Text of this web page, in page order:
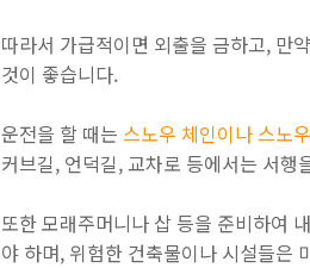
따라서 가급적이면 외출을 금하고, 만
것이 좋습니다.
운전을 할 때는 스노우 체인이나 스노
커브길, 언덕길, 교차로 등에서는 서행
또한 모래주머니나 삽 등을 준비하여
야 하며, 위험한 건축물이나 시설들은